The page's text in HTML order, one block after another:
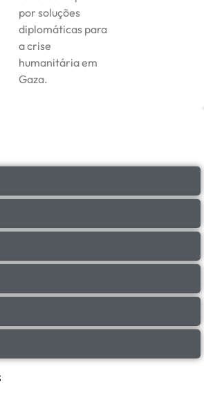
por soluções
diplomáticas para
a crise
humanitária em
Gaza.